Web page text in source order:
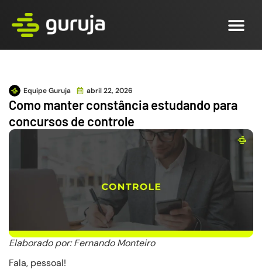
Equipe Guruja abril 22, 2026
Como manter constância estudando para
concursos de controle
Elaborado por: Fernando Monteiro
Fala, pessoal!